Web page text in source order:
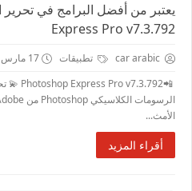
Express Pro v7.3.792
car arabic تطبيقات
17 مارس 2021
الأمث...
أقراء المزيد